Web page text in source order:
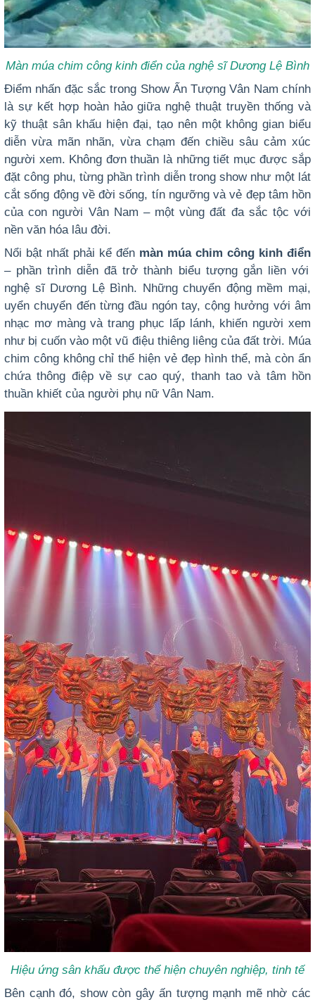
Màn múa chim công kinh điển của nghệ sĩ Dương Lệ Bình
Điểm nhấn đặc sắc trong Show Ấn Tượng Vân Nam chính
là sự kết hợp hoàn hảo giữa nghệ thuật truyền thống và
kỹ thuật sân khấu hiện đại, tạo nên một không gian biểu
diễn vừa mãn nhãn, vừa chạm đến chiều sâu cảm xúc
người xem. Không đơn thuần là những tiết mục được sắp
đặt công phu, từng phần trình diễn trong show như một lát
cắt sống động về đời sống, tín ngưỡng và vẻ đẹp tâm hồn
của con người Vân Nam – một vùng đất đa sắc tộc với
nền văn hóa lâu đời.
Nổi bật nhất phải kể đến màn múa chim công kinh điển
– phần trình diễn đã trở thành biểu tượng gắn liền với
nghệ sĩ Dương Lệ Bình. Những chuyển động mềm mại,
uyển chuyển đến từng đầu ngón tay, cộng hưởng với âm
nhạc mơ màng và trang phục lấp lánh, khiến người xem
như bị cuốn vào một vũ điệu thiêng liêng của đất trời. Múa
chim công không chỉ thể hiện vẻ đẹp hình thể, mà còn ẩn
chứa thông điệp về sự cao quý, thanh tao và tâm hồn
thuần khiết của người phụ nữ Vân Nam.
Hiệu ứng sân khấu được thể hiện chuyên nghiệp, tinh tế
Bên cạnh đó, show còn gây ấn tượng mạnh mẽ nhờ các